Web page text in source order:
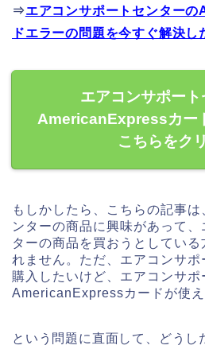
⇒エアコンサポートセンター
ドエラーの問題を今すぐ解決し
エアコンサポー
AmericanExpressカー
こちらをク
もしかしたら、こちらの記事
ンターの商品に興味があって
ターの商品を買おうとしてい
れません。ただ、エアコンサ
購入したいけど、エアコンサ
AmericanExpressカードが使え
という問題に直面して、どうし